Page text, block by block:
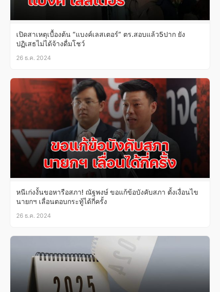
เปิดสาเหตุเบื้องต้น “แบงค์เลสเตอร์” ตร.สอบแล้ว5ปาก ยัง
ปฏิเสธไม่ได้จ้างดื่มโชว์
26 ธ.ค. 2024
หนีเก่งงั้นขอหารือสภา! ณัฐพงษ์ ขอแก้ข้อบังคับสภา ตั้งเงื่อนไข
นายกฯ เลื่อนตอบกระทู้ได้กี่ครั้ง
26 ธ.ค. 2024